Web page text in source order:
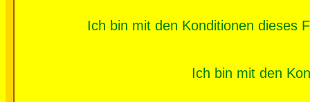
Ich bin mit den Konditionen dieses
Ich bin mit den